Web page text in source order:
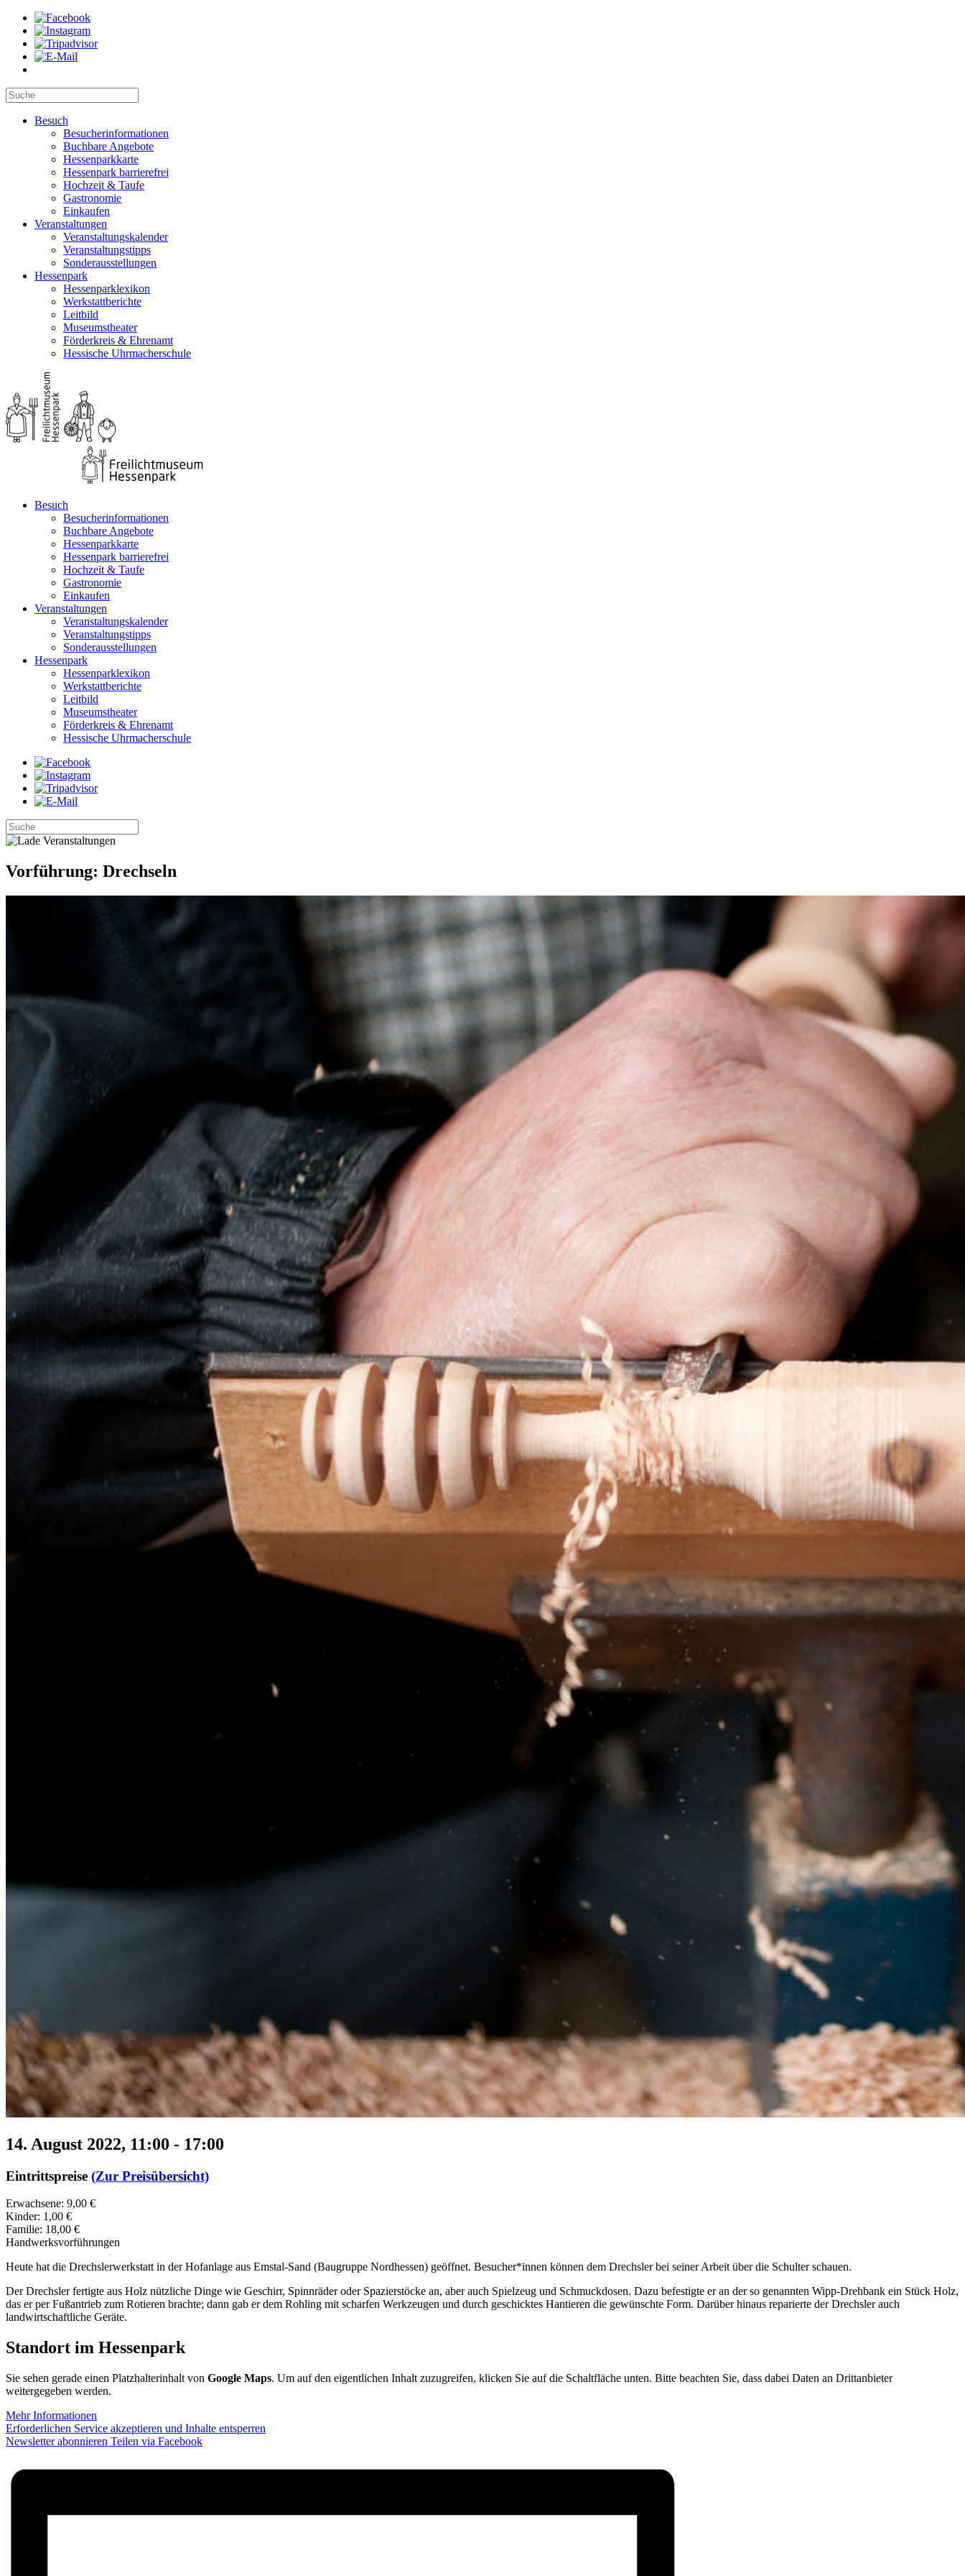
Besuch
Besucherinformationen
Buchbare Angebote
Hessenparkkarte
Hessenpark barrierefrei
Hochzeit & Taufe
Gastronomie
Einkaufen
Veranstaltungen
Veranstaltungskalender
Veranstaltungstipps
Sonderausstellungen
Hessenpark
Hessenparklexikon
Werkstattberichte
Leitbild
Museumstheater
Förderkreis & Ehrenamt
Hessische Uhrmacherschule
Besuch
Besucherinformationen
Buchbare Angebote
Hessenparkkarte
Hessenpark barrierefrei
Hochzeit & Taufe
Gastronomie
Einkaufen
Veranstaltungen
Veranstaltungskalender
Veranstaltungstipps
Sonderausstellungen
Hessenpark
Hessenparklexikon
Werkstattberichte
Leitbild
Museumstheater
Förderkreis & Ehrenamt
Hessische Uhrmacherschule
Vorführung: Drechseln
14. August 2022, 11:00 - 17:00
Eintrittspreise (Zur Preisübersicht)
Erwachsene: 9,00 €
Kinder: 1,00 €
Familie: 18,00 €
Handwerksvorführungen
Heute hat die Drechslerwerkstatt in der Hofanlage aus Emstal-Sand (Baugruppe Nordhessen) geöffnet. Besucher*innen können dem Drechsler bei seiner Arbeit über die Schulter schauen.
Der Drechsler fertigte aus Holz nützliche Dinge wie Geschirr, Spinnräder oder Spazierstöcke an, aber auch Spielzeug und Schmuckdosen. Dazu befestigte er an der so genannten Wipp-Drehbank ein Stück Holz,
das er per Fußantrieb zum Rotieren brachte; dann gab er dem Rohling mit scharfen Werkzeugen und durch geschicktes Hantieren die gewünschte Form. Darüber hinaus reparierte der Drechsler auch
landwirtschaftliche Geräte.
Standort im Hessenpark
Sie sehen gerade einen Platzhalterinhalt von Google Maps. Um auf den eigentlichen Inhalt zuzugreifen, klicken Sie auf die Schaltfläche unten. Bitte beachten Sie, dass dabei Daten an Drittanbieter
weitergegeben werden.
Mehr Informationen
Erforderlichen Service akzeptieren und Inhalte entsperren
Newsletter abonnieren Teilen via Facebook